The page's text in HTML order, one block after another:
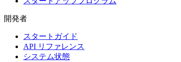
開発者
スタートガイド
API リファレンス
システム状態